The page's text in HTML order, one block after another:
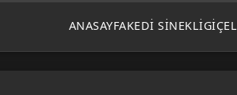
ANASAYFAKEDI SINEKLIGI